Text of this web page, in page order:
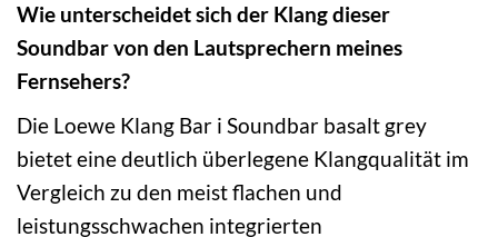
Wie unterscheidet sich der Klang dieser
Soundbar von den Lautsprechern meines
Fernsehers?
Die Loewe Klang Bar i Soundbar basalt grey
bietet eine deutlich überlegene Klangqualität im
Vergleich zu den meist flachen und
leistungsschwachen integrierten